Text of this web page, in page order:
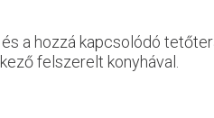
a hozzá kapcsolódó
felszerelt konyhával.